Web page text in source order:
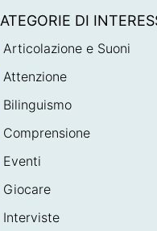
DI
Articolazione e Suoni
Attenzione
Bilinguismo
Comprensione
Eventi
Giocare
Interviste